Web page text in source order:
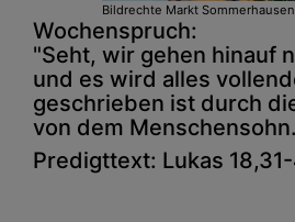
Bildrechte Markt Sommerhausen
Wochenspruch:
"Seht, wir gehen hinauf
und es wird alles
geschrieben ist durch
von dem
Predigttext: Lukas